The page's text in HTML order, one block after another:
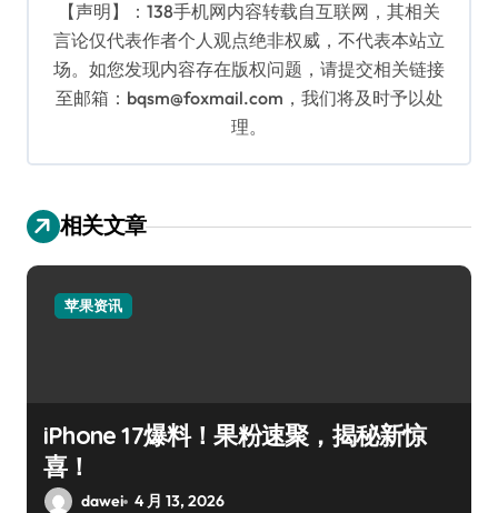
【声明】：138手机网内容转载自互联网，其相关
言论仅代表作者个人观点绝非权威，不代表本站立
场。如您发现内容存在版权问题，请提交相关链接
至邮箱：bqsm@foxmail.com，我们将及时予以处
理。
相关文章
苹果资讯
iPhone 17爆料！果粉速聚，揭秘新惊
喜！
dawei 4 月 13, 2026